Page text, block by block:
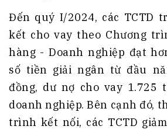
Đến quý I/2024, các TCTD
kết cho vay theo Chương
hàng - Doanh nghiệp đạt
số tiền giải ngân từ đầu
đồng, dư nợ cho vay 1.725
doanh nghiệp. Bên cạnh đó,
trình kết nối, các TCTD